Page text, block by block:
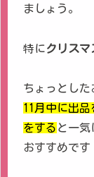
ましょう。
特にクリスマ
ちょっとした
11月中に出
をする と一気
おすすめです